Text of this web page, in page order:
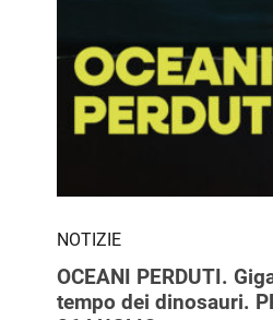
NOTIZIE
OCEANI PERDUTI.
tempo dei dinosauri.